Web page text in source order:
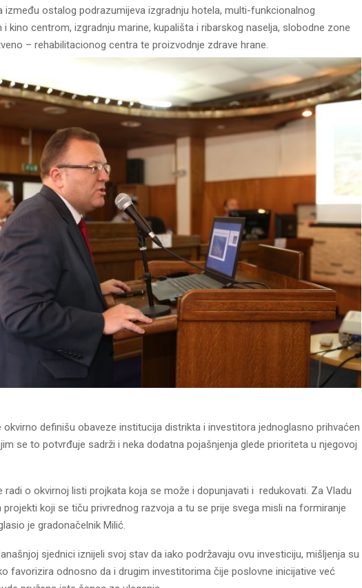
između ostalog podrazumijeva izgradnju hotela, multi-funkcionalnog
kino centrom, izgradnju marine, kupališta i ribarskog naselja, slobodne zone
– rehabilitacionog centra te proizvodnje zdrave hrane.
definišu obaveze institucija distrikta i investitora jednoglasno prihvaćen
se to potvrđuje sadrži i neka dodatna pojašnjenja glede prioriteta u njegovoj
radi o okvirnoj listi projkata koja se može i dopunjavati i redukovati. Za Vladu
koji se tiču privrednog razvoja a tu se prije svega misli na formiranje
je gradonačelnik Milić.
sjednici iznijeli svoj stav da iako podržavaju ovu investiciju, mišljenja su
favorizira odnosno da i drugim investitorima čije poslovne inicijative već